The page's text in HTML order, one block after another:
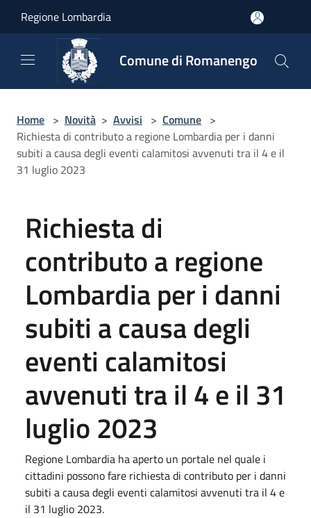
Regione Lombardia
Comune di Romanengo
Home > Novità > Avvisi > Comune >
Richiesta di contributo a regione Lombardia per i danni
subiti a causa degli eventi calamitosi avvenuti tra il 4 e il
31 luglio 2023
Richiesta di
contributo a regione
Lombardia per i danni
subiti a causa degli
eventi calamitosi
avvenuti tra il 4 e il 31
luglio 2023
Regione Lombardia ha aperto un portale nel quale i
cittadini possono fare richiesta di contributo per i danni
subiti a causa degli eventi calamitosi avvenuti tra il 4 e
il 31 luglio 2023.